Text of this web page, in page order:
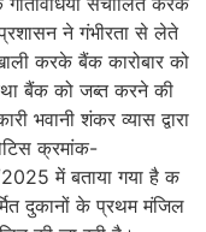
ने गंभीरता से लेते
करके बैंक कारोबार को
बैंक को जब्त करने की
भवानी शंकर व्यास द्वारा
क्रमांक-
में बताया गया है क
दुकानों के प्रथम मंजिल